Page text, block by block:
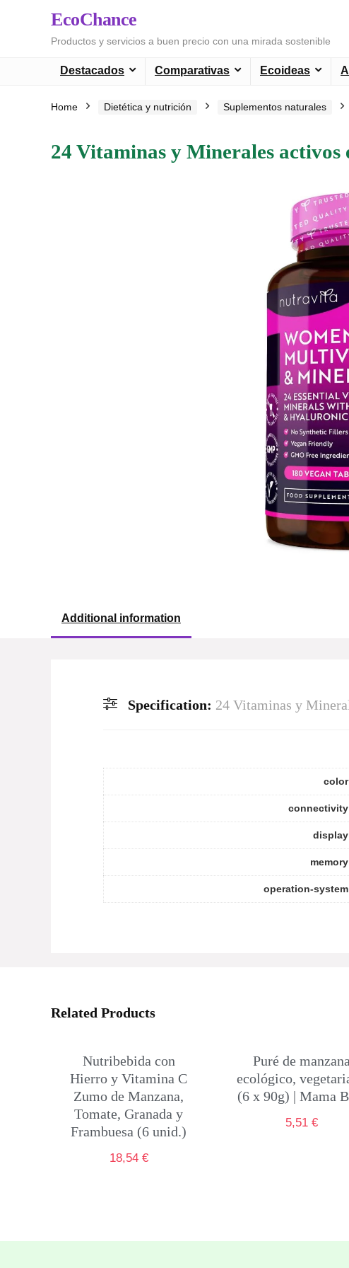
EcoChance
Productos y servicios a buen precio con una mirada sostenible
Destacados Comparativas Ecoideas
Home Dietética y nutrición Suplementos naturales
24 Vitaminas y Minerales activos
Additional information
Specification: 24 Vitaminas y
color
connectivity
display
memory
operation-system
Related Products
Nutribebida con
Hierro y Vitamina C
Zumo de Manzana,
Tomate, Granada y
Frambuesa (6 unid.)
18,54 €
Puré de manzana
ecológico,
(6 x 90g) | Mama
5,51€